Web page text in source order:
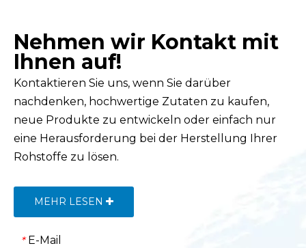
Nehmen wir Kontakt mit
Ihnen auf!
Kontaktieren Sie uns, wenn Sie darüber
nachdenken, hochwertige Zutaten zu kaufen,
neue Produkte zu entwickeln oder einfach nur
eine Herausforderung bei der Herstellung Ihrer
Rohstoffe zu lösen.
MEHR LESEN
* E-Mail